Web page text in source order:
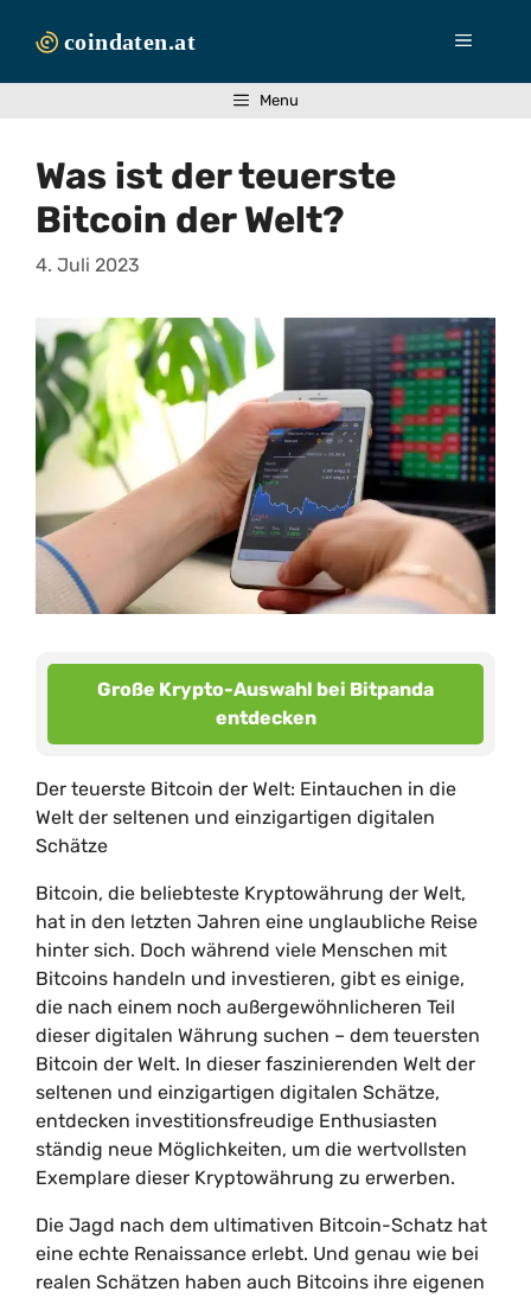
Inhalt
Menü
Menu
Was ist der teuerste
Bitcoin der Welt?
4. Juli 2023
Große Krypto-Auswahl bei Bitpanda
entdecken
Der teuerste Bitcoin der Welt: Eintauchen in die
Welt der seltenen und einzigartigen digitalen
Schätze
Bitcoin, die beliebteste Kryptowährung der Welt,
hat in den letzten Jahren eine unglaubliche Reise
hinter sich. Doch während viele Menschen mit
Bitcoins handeln und investieren, gibt es einige,
die nach einem noch außergewöhnlicheren Teil
dieser digitalen Währung suchen – dem teuersten
Bitcoin der Welt. In dieser faszinierenden Welt der
seltenen und einzigartigen digitalen Schätze,
entdecken investitionsfreudige Enthusiasten
ständig neue Möglichkeiten, um die wertvollsten
Exemplare dieser Kryptowährung zu erwerben.
Die Jagd nach dem ultimativen Bitcoin-Schatz hat
eine echte Renaissance erlebt. Und genau wie bei
realen Schätzen haben auch Bitcoins ihre eigenen